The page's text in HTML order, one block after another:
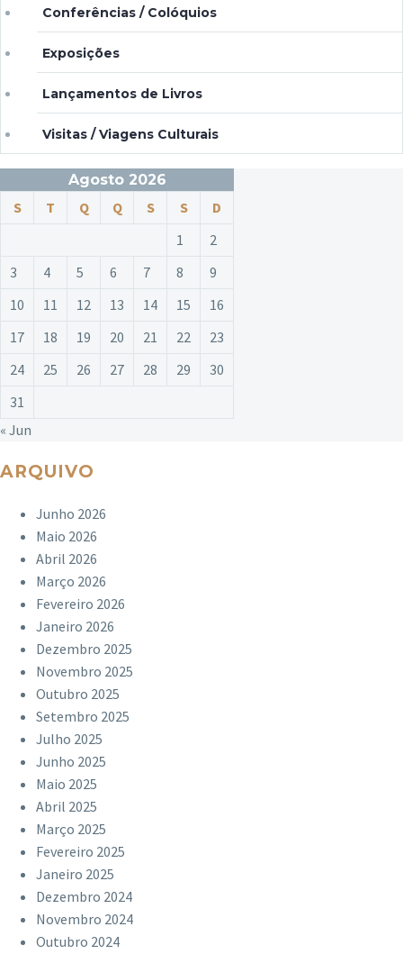
Conferências / Colóquios
Exposições
Lançamentos de Livros
Visitas / Viagens Culturais
Agosto 2026
S T Q Q S S
D
1
2
3
4 5 6 7 8
9
10
11 12 13 14 15
16
17
18 19 20 21 22
23
24
25 26 27 28 29
30
31
« Jun
ARQUIVO
Junho 2026
Maio 2026
Abril 2026
Março 2026
Fevereiro 2026
Janeiro 2026
Dezembro 2025
Novembro 2025
Outubro 2025
Setembro 2025
Julho 2025
Junho 2025
Maio 2025
Abril 2025
Março 2025
Fevereiro 2025
Janeiro 2025
Dezembro 2024
Novembro 2024
Outubro 2024